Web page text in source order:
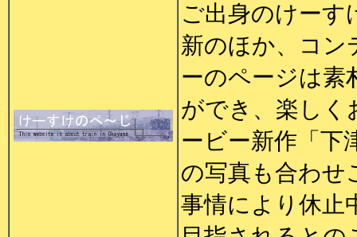
ご出身のけーす
新のほか、コン
ーのページは素
ができ、楽しく
ービー新作「下
の写真も合わせ
事情により休止